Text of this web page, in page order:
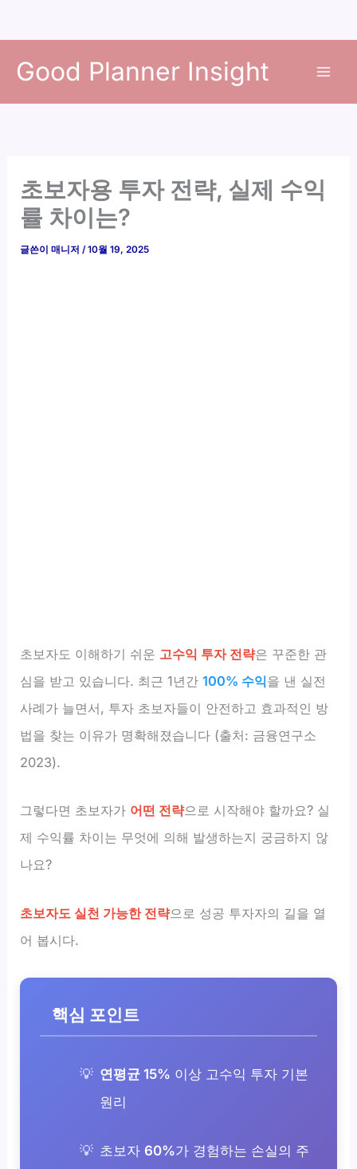
Good Planner Insight
초보자용 투자 전략, 실제 수익
률 차이는?
글쓴이매니저/10월 19, 2025
초보자도 이해하기 쉬운 고수익 투자 전략은 꾸준한 관
심을 받고 있습니다. 최근 1년간100% 수익을 낸 실전
사례가 늘면서, 투자 초보자들이 안전하고 효과적인 방
법을 찾는 이유가 명확해졌습니다 (출처: 금융연구소
2023).
그렇다면 초보자가 어떤 전략으로 시작해야 할까요? 실
제 수익률 차이는 무엇에 의해 발생하는지 궁금하지 않
나요?
초보자도 실천 가능한 전략으로 성공 투자자의 길을 열
어 봅시다.
핵심 포인트
연평균 15% 이상 고수익 투자 기본
원리
초보자 60%가 경험하는 손실의 주